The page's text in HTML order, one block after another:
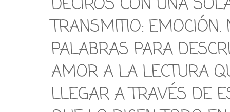
DECIROS CON UNA
TRANSMITIO:
PALABRAS PARA
AMOR A LA LECTURA
LLEGAR A TRAVÉS DE